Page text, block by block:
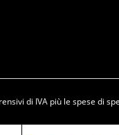
di IVA più le spese di